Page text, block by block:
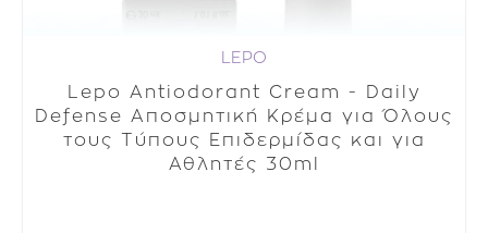
LEPO
Lepo Antiodorant Cream - Daily
Defense Αποσμητική Κρέμα για Όλους
τους Τύπους Επιδερμίδας και για
Αθλητές 30ml